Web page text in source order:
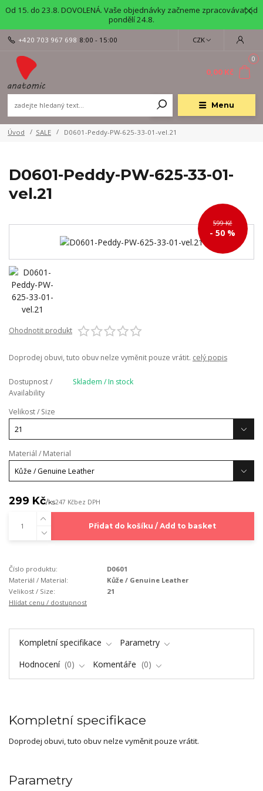
Od 15. do 23.8. DOVOLENÁ. Vaše objednávky začneme zpracovávat od
pondělí 24.8.
Menu
CZK
+420 703 967 698 8:00 - 15:00
0
0,00 Kč
Úvod SALE D0601-Peddy-PW-625-33-01-vel.21
D0601-Peddy-PW-625-33-01-
vel.21
599 Kč
- 50 %
Ohodnotit produkt
Doprodej obuvi, tuto obuv nelze vyměnit pouze vrátit. celý popis
Dostupnost /
Availability
Skladem / In stock
Velikost / Size
Materiál / Material
299 Kč/ks247 Kčbez DPH
Přidat do košíku / Add to basket
Číslo produktu:
D0601
Materiál / Material:
Kůže / Genuine Leather
Velikost / Size:
21
Hlídat cenu / dostupnost
Kompletní specifikace
Parametry
Hodnocení
0 Komentáře 0
Kompletní specifikace
Doprodej obuvi, tuto obuv nelze vyměnit pouze vrátit.
Parametry